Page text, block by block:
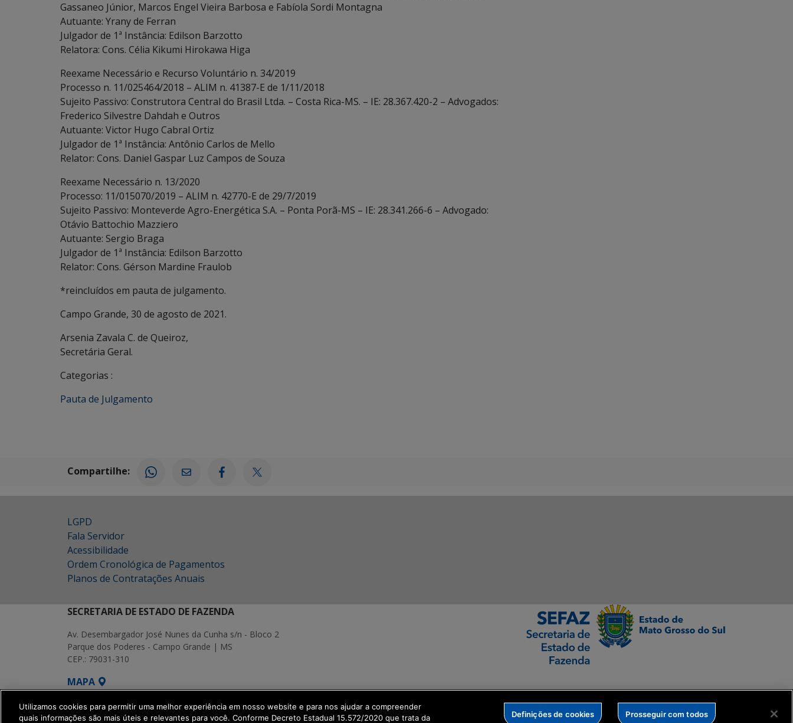
Gassaneo Júnior, Marcos Engel Vieira Barbosa e Fabíola Sordi Montagna
Autuante: Yrany de Ferran
Julgador de 1ª Instância: Edilson Barzotto
Relatora: Cons. Célia Kikumi Hirokawa Higa
Reexame Necessário e Recurso Voluntário n. 34/2019
Processo n. 11/025464/2018 – ALIM n. 41387-E de 1/11/2018
Sujeito Passivo: Construtora Central do Brasil Ltda. – Costa Rica-MS. – IE: 28.367.420-2 – Advogados:
Frederico Silvestre Dahdah e Outros
Autuante: Victor Hugo Cabral Ortiz
Julgador de 1ª Instância: Antônio Carlos de Mello
Relator: Cons. Daniel Gaspar Luz Campos de Souza
Reexame Necessário n. 13/2020
Processo: 11/015070/2019 – ALIM n. 42770-E de 29/7/2019
Sujeito Passivo: Monteverde Agro-Energética S.A. – Ponta Porã-MS – IE: 28.341.266-6 – Advogado:
Otávio Battochio Mazziero
Autuante: Sergio Braga
Julgador de 1ª Instância: Edilson Barzotto
Relator: Cons. Gérson Mardine Fraulob
*reincluídos em pauta de julgamento.
Campo Grande, 30 de agosto de 2021.
Arsenia Zavala C. de Queiroz,
Secretária Geral.
Categorias :
Pauta de Julgamento
Compartilhe:
LGPD
Fala Servidor
Acessibilidade
Ordem Cronológica de Pagamentos
Planos de Contratações Anuais
SECRETARIA DE ESTADO DE FAZENDA
Av. Desembargador José Nunes da Cunha s/n - Bloco 2
Parque dos Poderes - Campo Grande | MS
CEP.: 79031-310
MAPA
SETDIG | Secretaria-Executiva de Transformação Digital
Utilizamos cookies para permitir uma melhor experiência em nosso website e para nos ajudar a compreender
quais informações são mais úteis e relevantes para você. Conforme Decreto Estadual 15.572/2020 que trata da
Definições de cookies Prosseguir com todos